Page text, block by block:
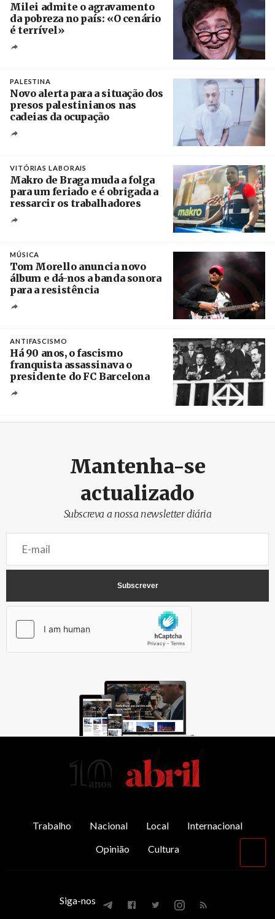
Milei admite o agravamento
da pobreza no país: «O cenário
é terrível»
PALESTINA
Novo alerta para a situação dos
presos palestinianos nas
cadeias da ocupação
VITÓRIAS LABORAIS
Makro de Braga muda a folga
para um feriado e é obrigada a
ressarcir os trabalhadores
MÚSICA
Tom Morello anuncia novo
álbum e dá-nos a banda sonora
para a resistência
ANTIFASCISMO
Há 90 anos, o fascismo
franquista assassinava o
presidente do FC Barcelona
Mantenha-se
actualizado
Subscreva a nossa newsletter diária
Trabalho Nacional Local
Internacional
Opinião
Cultura
Siga-nos